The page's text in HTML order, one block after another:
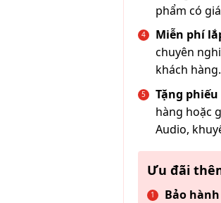
phẩm có
Miễn phí
chuyên
khách hàng.
Tặng
hàng hoặc
Audio,
Ưu đãi
Bảo